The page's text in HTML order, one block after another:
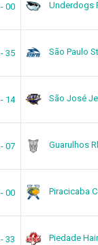
00 Underdogs
35 São Paulo
14 São José
07 Guarulhos
00 Piracicaba
33 Piedade